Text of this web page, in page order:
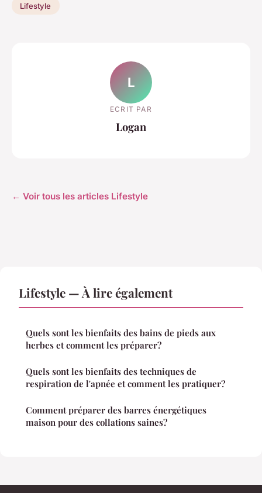
Lifestyle
L
ECRIT PAR
Logan
← Voir tous les articles Lifestyle
Lifestyle — À lire également
Quels sont les bienfaits des bains de pieds aux
herbes et comment les préparer?
Quels sont les bienfaits des techniques de
respiration de l'apnée et comment les pratiquer?
Comment préparer des barres énergétiques
maison pour des collations saines?